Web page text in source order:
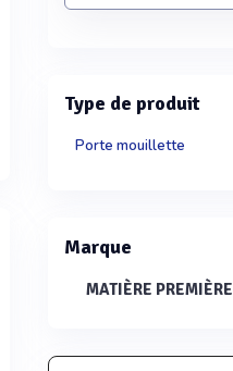
Type de produit
Porte mouillette
Marque
MATIÈRE PREMIÈRE